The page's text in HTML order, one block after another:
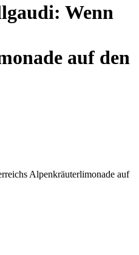
Wenn
auf den
Alpenkräuterlimonade auf